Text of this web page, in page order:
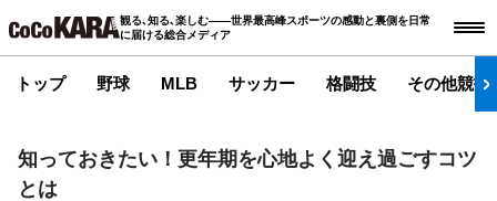
観る､知る､楽しむ――世界最高峰スポーツの感動と裏側を日常
に届ける総合メディア
トップ 野球 MLB サッカー 格闘技 その他競技
知っておきたい！更年期を心地よく迎え過ごすコツ
とは